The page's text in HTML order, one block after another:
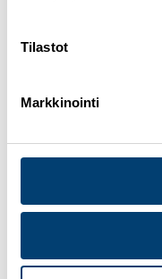
Tilastot
Markkinointi
Julkaistu
lapset ja nuoret,